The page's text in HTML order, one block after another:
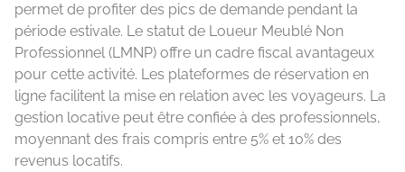
permet de profiter des pics de demande pendant la
période estivale. Le statut de Loueur Meublé Non
Professionnel (LMNP) offre un cadre fiscal avantageux
pour cette activité. Les plateformes de réservation en
ligne facilitent la mise en relation avec les voyageurs. La
gestion locative peut être confiée à des professionnels,
moyennant des frais compris entre 5% et 10% des
revenus locatifs.